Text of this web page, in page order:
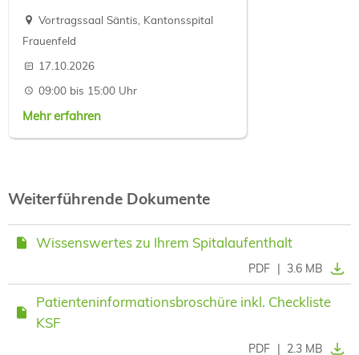
Vortragssaal Säntis, Kantonsspital
Frauenfeld
17.10.2026
09:00 bis 15:00 Uhr
Mehr erfahren
Weiterführende Dokumente
Wissenswertes zu Ihrem Spitalaufenthalt
PDF | 3.6 MB
Patienteninformationsbroschüre inkl. Checkliste
KSF
PDF | 2.3 MB